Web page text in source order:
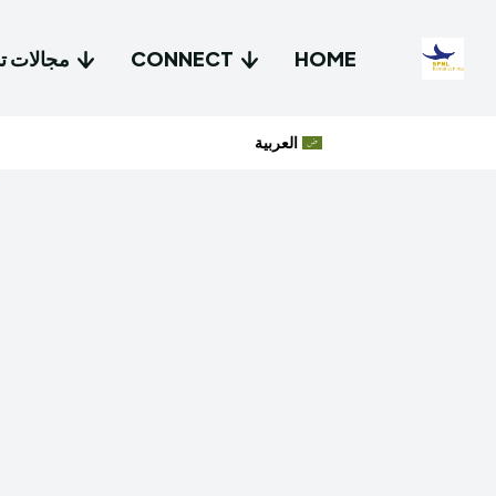
HOME
CONNECT مجالات
العربية